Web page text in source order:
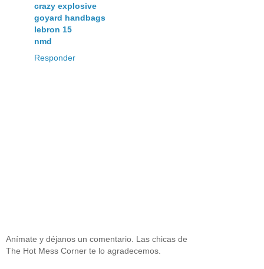
crazy explosive
goyard handbags
lebron 15
nmd
Responder
Anímate y déjanos un comentario. Las chicas de
The Hot Mess Corner te lo agradecemos.